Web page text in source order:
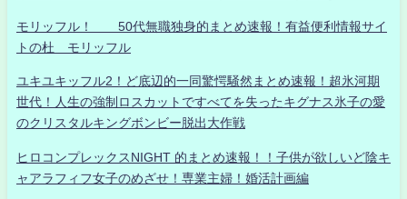
モリッフル！ 50代無職独身的まとめ速報！有益便利情報サイ
トの杜 モリッフル
ユキユキッフル2！ど底辺的一同驚愕騒然まとめ速報！超氷河期
世代！人生の強制ロスカットですべてを失ったキグナス氷子の愛
のクリスタルキングボンビー脱出大作戦
ヒロコンプレックスNIGHT 的まとめ速報！！子供が欲しいど陰キ
ャアラフィフ女子のめざせ！専業主婦！婚活計画編